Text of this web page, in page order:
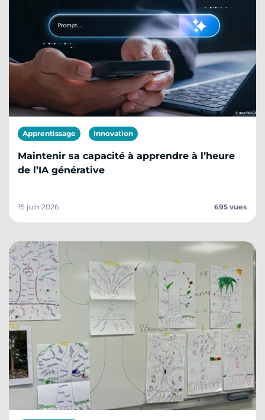
Apprentissage Innovation
Maintenir sa capacité à apprendre à l’heure
de l’IA générative
15 juin 2026 695 vues